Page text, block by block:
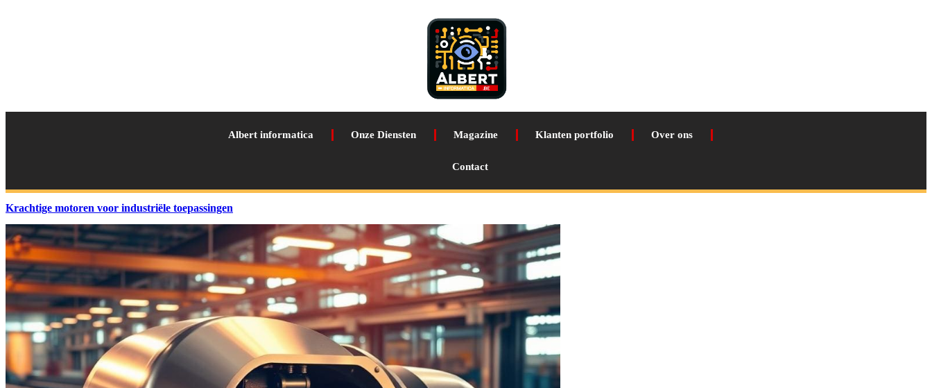
Albert informatica Onze Diensten Magazine Klanten portfolio Over ons
Contact
Krachtige motoren voor industriële toepassingen